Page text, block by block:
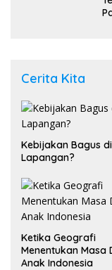
Cerita Kita
Kebijakan Bagus
Lapangan?
Ketika Geografi
Menentukan Masa
Anak Indonesia